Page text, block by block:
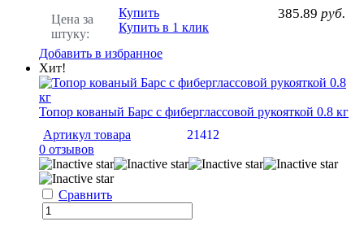
Цена за
штуку:
385.89 руб.
Купить
Купить в 1 клик
Добавить в избранное
Хит!
Топор кованый Барс с фиберглассовой рукояткой 0.8 кг
Артикул товара
21412
0 отзывов
Сравнить